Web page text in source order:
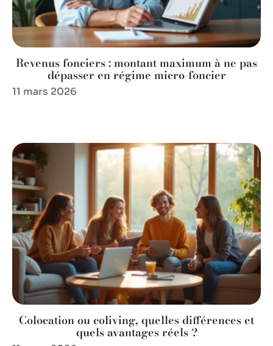
Colocation ou coliving, quelles différences et
quels avantages réels ?
Revenus fonciers : montant maximum à ne pas
dépasser en régime micro-foncier
11 mars 2026